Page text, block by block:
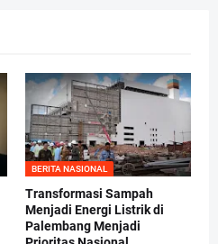
BERITA NASIONAL
Transformasi Sampah
Menjadi Energi Listrik di
Palembang Menjadi